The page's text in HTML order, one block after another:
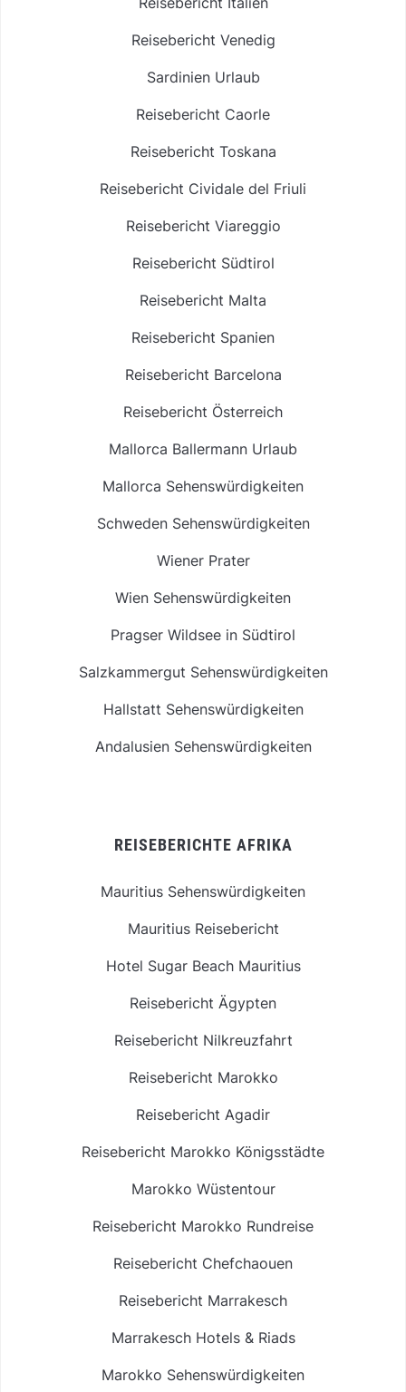
Reisebericht Venedig
Sardinien Urlaub
Reisebericht Caorle
Reisebericht Toskana
Reisebericht Cividale del Friuli
Reisebericht Viareggio
Reisebericht Südtirol
Reisebericht Malta
Reisebericht Spanien
Reisebericht Barcelona
Reisebericht Österreich
Mallorca Ballermann Urlaub
Mallorca Sehenswürdigkeiten
Schweden Sehenswürdigkeiten
Wiener Prater
Wien Sehenswürdigkeiten
Pragser Wildsee in Südtirol
Salzkammergut Sehenswürdigkeiten
Hallstatt Sehenswürdigkeiten
Andalusien Sehenswürdigkeiten
REISEBERICHTE AFRIKA
Mauritius Sehenswürdigkeiten
Mauritius Reisebericht
Hotel Sugar Beach Mauritius
Reisebericht Ägypten
Reisebericht Nilkreuzfahrt
Reisebericht Marokko
Reisebericht Agadir
Reisebericht Marokko Königsstädte
Marokko Wüstentour
Reisebericht Marokko Rundreise
Reisebericht Chefchaouen
Reisebericht Marrakesch
Marrakesch Hotels & Riads
Marokko Sehenswürdigkeiten